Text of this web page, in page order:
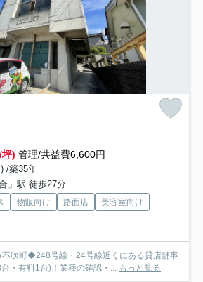
) 管理/共益費6,600円
/築35年
」駅 徒歩27分
物販向け 路面店
美容室向け
吹町◆248号線・24号線近くにある貸店舗事
・有料1台)！業種の確認・... もっと見る